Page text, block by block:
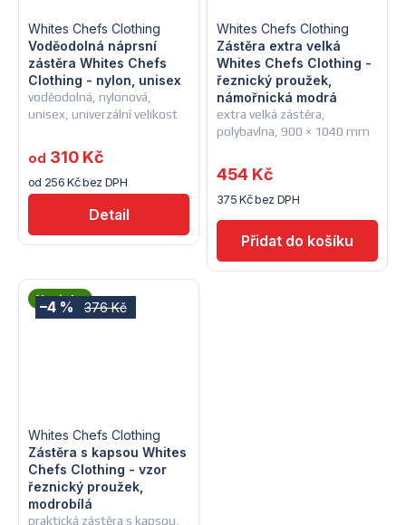
voděodolná, nylonová,
unisex, univerzální velikost
Voděodolná náprsní
zástěra Whites Chefs
Clothing - nylon, unisex
Whites Chefs Clothing
od 256 Kč bez DPH
od 310 Kč
Detail
extra velká zástěra,
polybavlna, 900 × 1040 mm
Zástěra extra velká
Whites Chefs Clothing -
řeznický proužek,
námořnická modrá
Whites Chefs Clothing
375 Kč bez DPH
454 Kč
Novinka
376 Kč
–4 %
praktická zástěra s kapsou,
Zástěra s kapsou Whites
Chefs Clothing - vzor
řeznický proužek,
modrobílá
Whites Chefs Clothing